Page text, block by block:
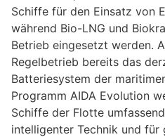
Schiffe für den Einsatz von
während Bio-LNG und
Betrieb eingesetzt werden.
Regelbetrieb bereits das
Batteriesystem der
Programm AIDA Evolution
Schiffe der Flotte
intelligenter Technik und für